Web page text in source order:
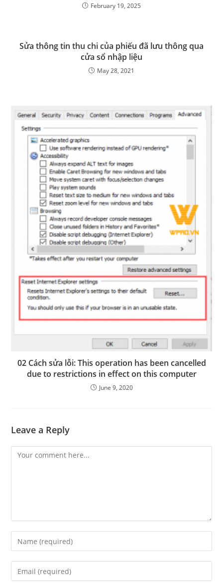
February 19, 2025
Sửa thông tin thu chi của phiếu đã lưu thông qua
cửa sổ nhập liệu
May 28, 2021
02 Cách sửa lỗi: This operation has been cancelled
due to restrictions in effect on this computer
June 9, 2020
Leave a Reply
Comment
Enter
your
name
Enter
your